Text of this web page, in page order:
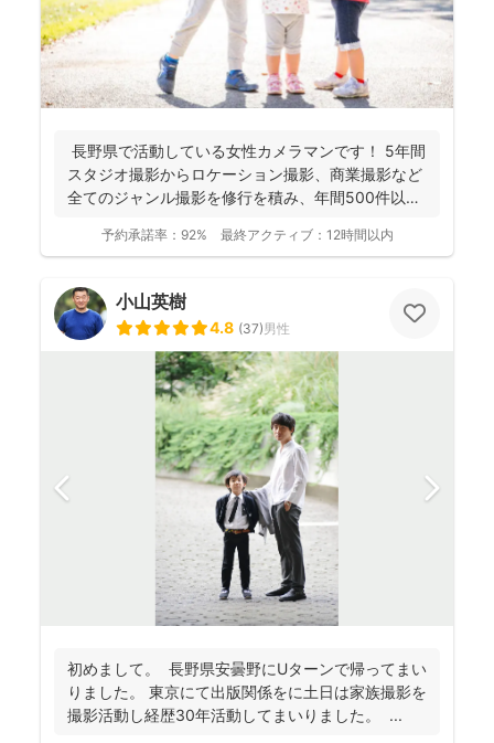
長野県で活動している女性カメラマンです！ 5年間
スタジオ撮影からロケーション撮影、商業撮影など
全てのジャンル撮影を修行を積み、年間500件以上
予約承諾率： 92% 最終アクティブ： 12時間以内
小山英樹
4.8 (37)男性
初めまして。 長野県安曇野にUターンで帰ってまい
りました。 東京にて出版関係をに土日は家族撮影を
撮影活動し経歴30年活動してまいりました。 ...